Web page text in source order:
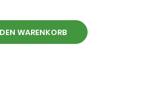
WARENKORB